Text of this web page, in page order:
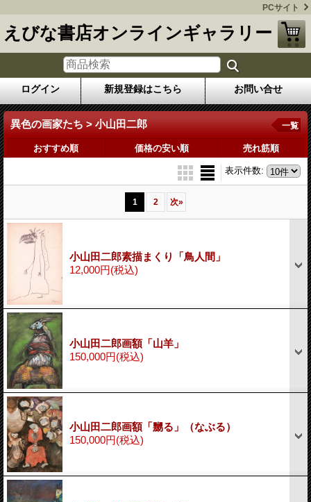
PCサイト
えびな書店オンラインギャラリー
ログイン 新規登録はこちら お問い合せ
異色の画家たち > 小山田二郎 一覧
おすすめ順 価格の安い順 売れ筋順
表示件数:
1 2 次»
小山田二郎素描まくり「鳥人間」
12,000円(税込)
小山田二郎画額「山羊」
150,000円(税込)
小山田二郎画額「嬲る」（なぶる）
150,000円(税込)